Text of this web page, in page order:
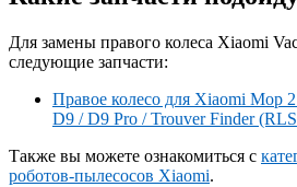
Для замены правого колеса Xiaomi
следующие запчасти:
Правое колесо для Xiaomi Mop
D9 / D9 Pro / Trouver Finder
Также вы можете ознакомиться с
роботов-пылесосов Xiaomi.